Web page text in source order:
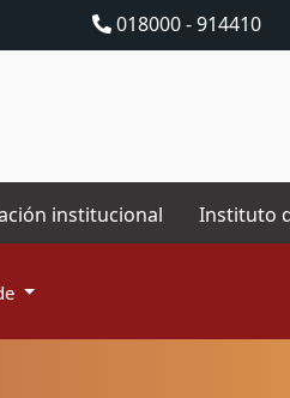
018000 - 914410
institucional Instituto